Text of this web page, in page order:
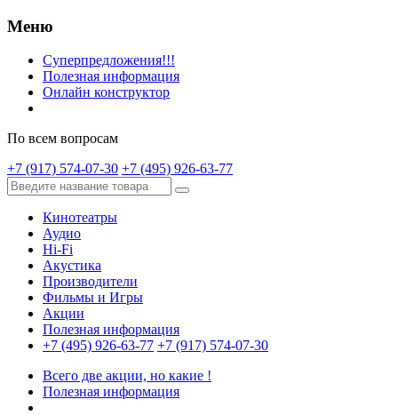
Меню
Суперпредложения!!!
Полезная информация
Онлайн конструктор
По всем вопросам
+7 (917) 574-07-30 +7 (495) 926-63-77
Кинотеатры
Аудио
Hi-Fi
Акустика
Производители
Фильмы и Игры
Акции
Полезная информация
+7 (495) 926-63-77 +7 (917) 574-07-30
Всего две акции, но какие !
Полезная информация